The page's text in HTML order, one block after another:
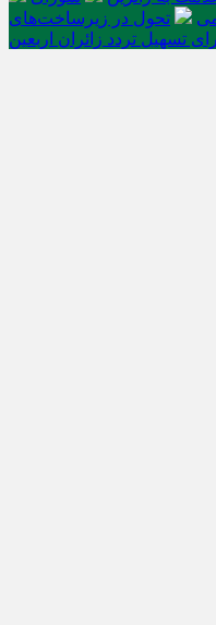
تحول در زیرساخت‌های
تسهیل تردد زائران اربعین